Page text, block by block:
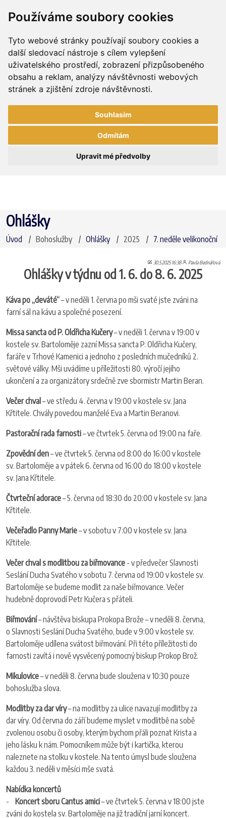
Používáme soubory cookies
Tyto webové stránky používají soubory cookies a
další sledovací nástroje s cílem vylepšení
uživatelského prostředí, zobrazení přizpůsobeného
obsahu a reklam, analýzy návštěvnosti webových
stránek a zjištění zdroje návštěvnosti.
Souhlasím
Odmítám
Upravit mé předvolby
Ohlášky
Úvod Bohoslužby Ohlášky 2025 7. neděle velikonoční
30.5.2025 16:38 Pavla Bednářová
Ohlášky v týdnu od 1. 6. do 8. 6. 2025
Káva po „deváté“– v neděli 1. června po mši svaté jste zváni na
farní sál na kávu a společné posezení.
Missa sancta od P. Oldřicha Kučery– v neděli 1. června v 19:00 v
kostele sv. Bartoloměje zazní Missa sancta P. Oldřicha Kučery,
faráře v Trhové Kamenici a jednoho z posledních mučedníků 2.
světové války. Mši uvádíme u příležitosti 80. výročí jejího
ukončení a za organizátory srdečně zve sbormistr Martin Beran.
Večer chval – ve středu 4. června v 19:00 v kostele sv. Jana
Křtitele. Chvály povedou manželé Eva a Martin Beranovi.
Pastorační rada farnosti– ve čtvrtek 5. června od 19:00 na faře.
Zpovědní den– ve čtvrtek 5. června od 8:00 do 16:00 v kostele
sv. Bartoloměje a v pátek 6. června od 16:00 do 18:00 v kostele
sv. Jana Křtitele.
Čtvrteční adorace– 5. června od 18:30 do 20:00 v kostele sv. Jana
Křtitele.
Večeřadlo Panny Marie– v sobotu v 7:00 v kostele sv. Jana
Křtitele.
Večer chval s modlitbou za biřmovance - v předvečer Slavnosti
Seslání Ducha Svatého v sobotu 7. června od 19:00 v kostele sv.
Bartoloměje se budeme modlit za naše biřmovance. Večer
hudebně doprovodí Petr Kučera s přáteli.
Biřmování– návštěva biskupa Prokopa Brože – v neděli 8. června,
o Slavnosti Seslání Ducha Svatého, bude v 9:00 v kostele sv.
Bartoloměje udílena svátost biřmování. Při této příležitosti do
farnosti zavítá i nově vysvěcený pomocný biskup Prokop Brož.
Mikulovice– v neděli 8. června bude sloužena v 10:30 pouze
bohoslužba slova.
Modlitby za dar víry– na modlitby za ulice navazují modlitby za
dar víry. Od června do září budeme myslet v modlitbě na sobě
zvolenou osobu či osoby, kterým bychom přáli poznat Krista a
jeho lásku k nám. Pomocníkem může být i kartička, kterou
naleznete na stolku v kostele. Na tento úmysl bude sloužena
každou 3. neděli v měsíci mše svatá.
Nabídka koncertů
- Koncert sboru Cantus amici– ve čtvrtek 5. června v 18:00 jste
zváni do kostela sv. Bartoloměje na již tradiční jarní koncert.